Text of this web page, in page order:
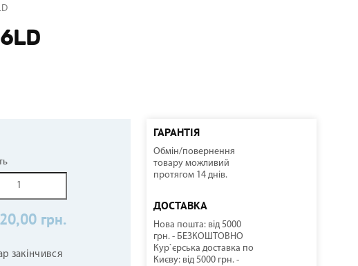
КОМПРЕСОРНО-КОНДЕНСАТОРНІ БЛОКИ
СОНЯЧНІ КОЛЕКТОРИ
КУЛЕРИ ДЛЯ ВОДИ
ТЕПЛОВІ ГАРМАТИ
грн.
закінчився
ГАРАНТІЯ
Обмін/повернення
товару можливий
протягом 14 днів.
ДОСТАВКА
Нова пошта: від 5000
грн. - БЕЗКОШТОВНО
Кур`єрська доставка по
Києву: від 5000 грн. -